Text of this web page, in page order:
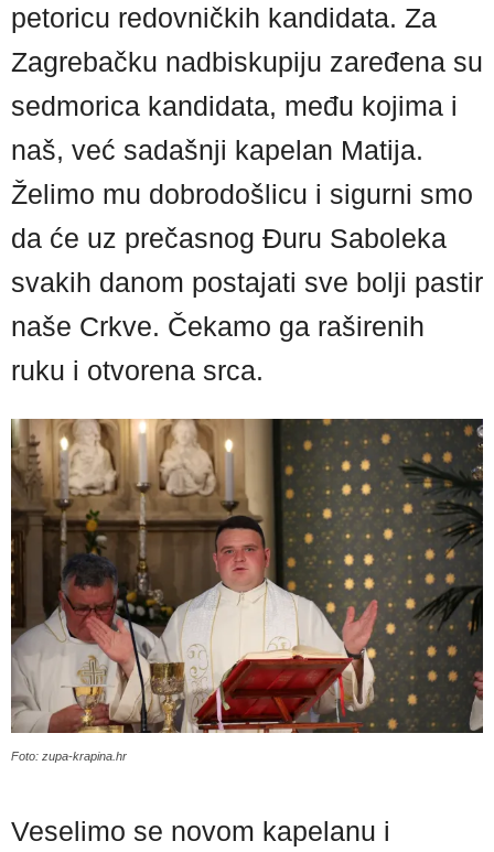
petoricu redovničkih kandidata. Za
Zagrebačku nadbiskupiju zaređena su
sedmorica kandidata, među kojima i
naš, već sadašnji kapelan Matija.
Želimo mu dobrodošlicu i sigurni smo
da će uz prečasnog Đuru Saboleka
svakih danom postajati sve bolji pastir
naše Crkve. Čekamo ga raširenih
ruku i otvorena srca.
Foto: zupa-krapina.hr
Veselimo se novom kapelanu i